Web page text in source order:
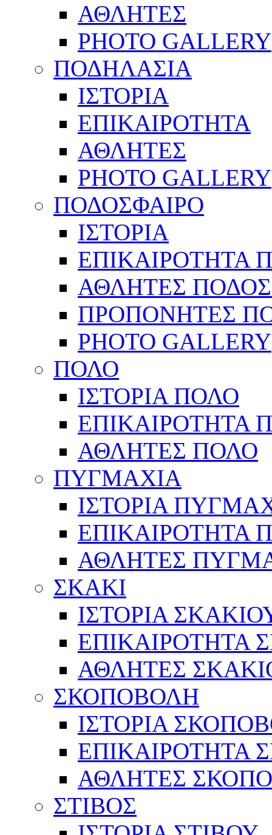
ΑΘΛΗΤΕΣ
PHOTO GALLERY
ΠΟΔΗΛΑΣΙΑ
ΙΣΤΟΡΙΑ
ΕΠΙΚΑΙΡΟΤΗΤΑ
ΑΘΛΗΤΕΣ
PHOTO GALLERY
ΠΟΔΟΣΦΑΙΡΟ
ΙΣΤΟΡΙΑ
ΕΠΙΚΑΙΡΟΤΗΤΑ
ΑΘΛΗΤΕΣ
ΠΡΟΠΟΝΗΤΕΣ
PHOTO GALLERY
ΠΟΛΟ
ΙΣΤΟΡΙΑ ΠΟΛΟ
ΕΠΙΚΑΙΡΟΤΗΤΑ
ΑΘΛΗΤΕΣ ΠΟΛΟ
ΠΥΓΜΑΧΙΑ
ΙΣΤΟΡΙΑ
ΕΠΙΚΑΙΡΟΤΗΤΑ
ΑΘΛΗΤΕΣ
ΣΚΑΚΙ
ΙΣΤΟΡΙΑ
ΕΠΙΚΑΙΡΟΤΗΤΑ
ΑΘΛΗΤΕΣ
ΣΚΟΠΟΒΟΛΗ
ΙΣΤΟΡΙΑ
ΕΠΙΚΑΙΡΟΤΗΤΑ
ΑΘΛΗΤΕΣ
ΣΤΙΒΟΣ